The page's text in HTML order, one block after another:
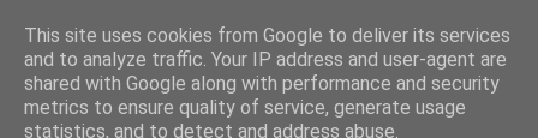
Staffars Seriers Blog
Vi skriver om serienyheter av alla de slag samt om vad som sker i
This site uses cookies from Google to deliver its services
and to analyze traffic. Your IP address and user-agent are
shared with Google along with performance and security
metrics to ensure quality of service, generate usage
statistics, and to detect and address abuse.